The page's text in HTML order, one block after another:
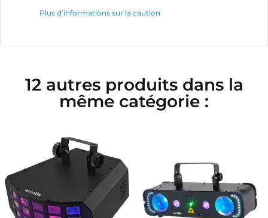
Plus d’informations sur la caution
12 autres produits dans la
même catégorie :